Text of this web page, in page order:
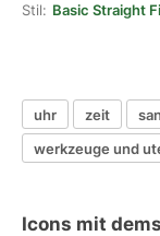
Stil: Basic Straight
uhr zeit
werkzeuge und
Icons mit